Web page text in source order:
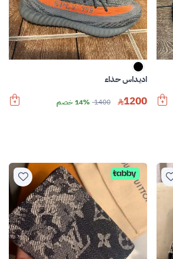
اديداس حذاء
1200
1400 14% خصم